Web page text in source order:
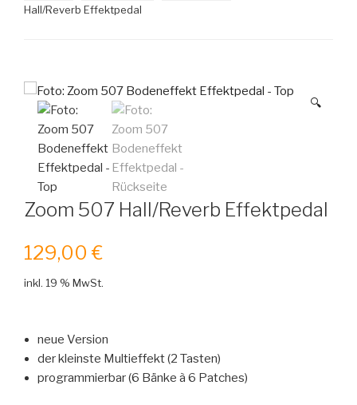
Hall/Reverb Effektpedal
🔍
Zoom 507 Hall/Reverb Effektpedal
129,00 €
inkl. 19 % MwSt.
neue Version
der kleinste Multieffekt (2 Tasten)
programmierbar (6 Bänke à 6 Patches)